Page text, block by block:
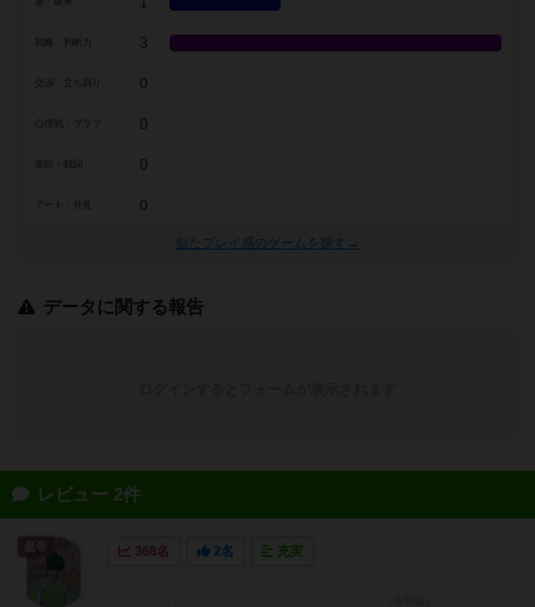
戦略・判断力 3
0
0
0
アート・外見 0
似たプレイ感のゲームを探す→
データに関する報告
レビュー 2件
368名 2名 充実